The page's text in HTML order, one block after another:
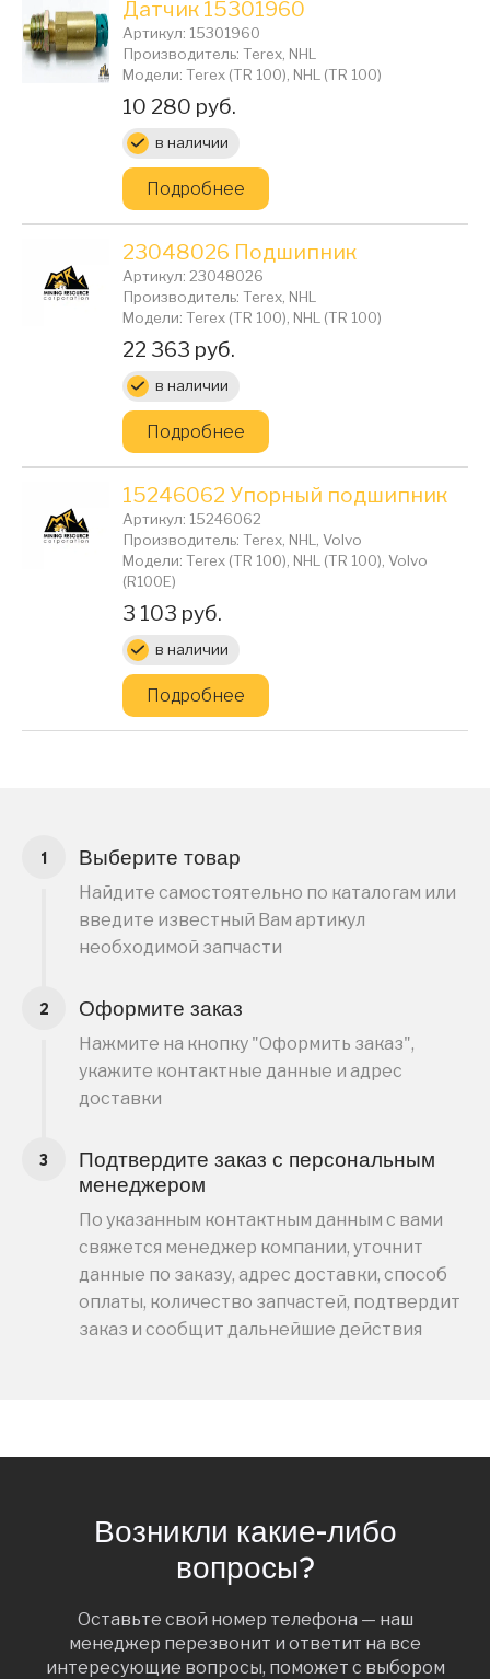
Датчик 15301960
Артикул: 15301960
Производитель: Terex, NHL
Модели: Terex (TR 100), NHL (TR 100)
Цена:
10 280 руб.
в наличии
Подробнее
23048026 Подшипник
Артикул: 23048026
Производитель: Terex, NHL
Модели: Terex (TR 100), NHL (TR 100)
Цена:
22 363 руб.
в наличии
Подробнее
15246062 Упорный подшипник
Артикул: 15246062
Производитель: Terex, NHL, Volvo
Модели: Terex (TR 100), NHL (TR 100), Volvo
(R100E)
Цена:
3 103 руб.
в наличии
Подробнее
Выберите товар
Найдите самостоятельно по каталогам или
введите известный Вам артикул
необходимой запчасти
Оформите заказ
Нажмите на кнопку "Оформить заказ",
укажите контактные данные и адрес
доставки
Подтвердите заказ с персональным
менеджером
По указанным контактным данным с вами
свяжется менеджер компании, уточнит
данные по заказу, адрес доставки, способ
оплаты, количество запчастей, подтвердит
заказ и сообщит дальнейшие действия
Возникли какие-либо
вопросы?
Оставьте свой номер телефона — наш
менеджер перезвонит и ответит на все
интересующие вопросы, поможет с выбором